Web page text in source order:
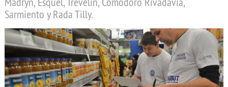
Sarmiento y Rada Tilly.